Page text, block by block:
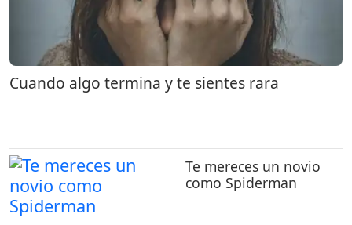
Cuando algo termina y te sientes rara
Te mereces un novio
como Spiderman